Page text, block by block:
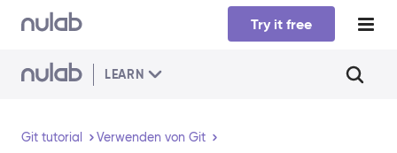
Skip to main content
Try it free
LEARN
Git tutorial
Verwenden von Git